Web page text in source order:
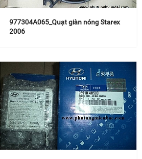
977304A065_Quạt giàn nóng Starex
2006